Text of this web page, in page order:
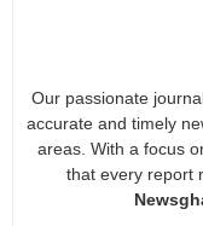
Our passionate
accurate and timely
areas. With a focus
that every report